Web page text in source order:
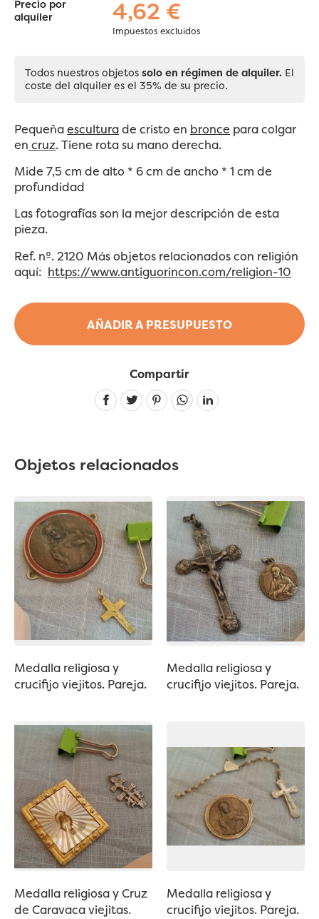
AÑADIR A PRESUPUESTO
Precio por
alquiler
4,62 €
Impuestos excluidos
Todos nuestros objetos solo en régimen de alquiler. El
coste del alquiler es el 35% de su precio.
Pequeñaesculturade cristo en bronce para colgar
en cruz. Tiene rota su mano derecha.
Mide 7,5 cm de alto * 6 cm de ancho * 1 cm de
profundidad
Las fotografías son la mejor descripción de esta
pieza.
Ref. nº. 2120 Más objetos relacionados con religión
aquí: https://www.antiguorincon.com/religion-10
Compartir
Linkedin
Objetos relacionados
Medalla religiosa y
crucifijo viejitos. Pareja.
Medalla religiosa y
crucifijo viejitos. Pareja.
Medalla religiosa y Cruz
de Caravaca viejitas.
Medalla religiosa y
crucifijo viejitos. Pareja.